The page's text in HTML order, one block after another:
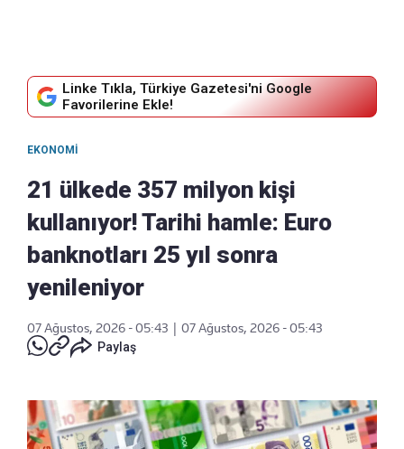
Linke Tıkla, Türkiye Gazetesi'ni Google
Favorilerine Ekle!
EKONOMI
21 ülkede 357 milyon kişi
kullanıyor! Tarihi hamle: Euro
banknotları 25 yıl sonra
yenileniyor
07 Ağustos, 2026 - 05:43
07 Ağustos, 2026 - 05:43
Paylaş